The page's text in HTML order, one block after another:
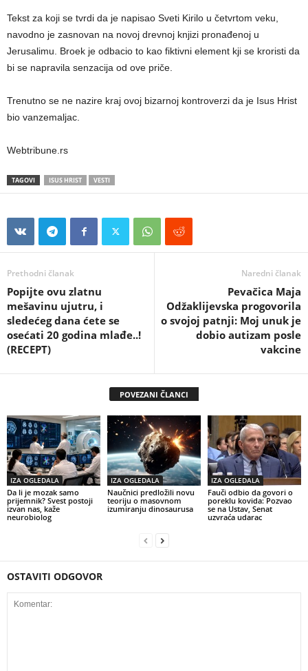
Tekst za koji se tvrdi da je napisao Sveti Kirilo u četvrtom veku,
navodno je zasnovan na novoj drevnoj knjizi pronađenoj u
Jerusalimu. Broek je odbacio to kao fiktivni element kji se kroristi da
bi se napravila senzacija od ove priče.
Trenutno se ne nazire kraj ovoj bizarnoj kontroverzi da je Isus Hrist
bio vanzemaljac.
Webtribune.rs
TAGOVI ISUS HRIST VESTI
Prethodni članak
Popijte ovu zlatnu
mešavinu ujutru, i
sledećeg dana ćete se
osećati 20 godina mlađe..!
(RECEPT)
Naredni članak
Pevačica Maja
Odžaklijevska progovorila
o svojoj patnji: Moj unuk je
dobio autizam posle
vakcine
POVEZANI ČLANCI
IZA OGLEDALA
Da li je mozak samo
prijemnik? Svest postoji
izvan nas, kaže
neurobiolog
IZA OGLEDALA
Naučnici predložili novu
teoriju o masovnom
izumiranju dinosaurusa
IZA OGLEDALA
Fauči odbio da govori o
poreklu kovida: Pozvao
se na Ustav, Senat
uzvraća udarac
OSTAVITI ODGOVOR